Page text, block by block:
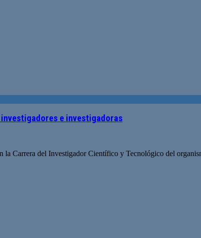
investigadores e investigadoras
la Carrera del Investigador Científico y Tecnológico del